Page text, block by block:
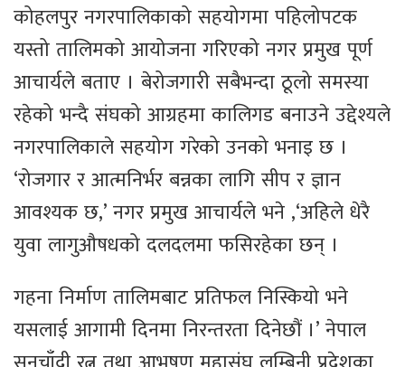
कोहलपुर नगरपालिकाको सहयोगमा पहिलोपटक
यस्तो तालिमको आयोजना गरिएको नगर प्रमुख पूर्ण
आचार्यले बताए । बेरोजगारी सबैभन्दा ठूलो समस्या
रहेको भन्दै संघको आग्रहमा कालिगड बनाउने उद्देश्यले
नगरपालिकाले सहयोग गरेको उनको भनाइ छ ।
‘रोजगार र आत्मनिर्भर बन्नका लागि सीप र ज्ञान
आवश्यक छ,’ नगर प्रमुख आचार्यले भने ,‘अहिले धेरै
युवा लागुऔषधको दलदलमा फसिरहेका छन् ।
गहना निर्माण तालिमबाट प्रतिफल निस्कियो भने
यसलाई आगामी दिनमा निरन्तरता दिनेछौं ।’ नेपाल